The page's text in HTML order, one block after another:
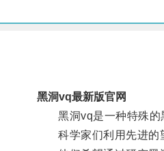
黑洞vq最新版官网
黑洞vq是一种特殊的黑
科学家们利用先进的望